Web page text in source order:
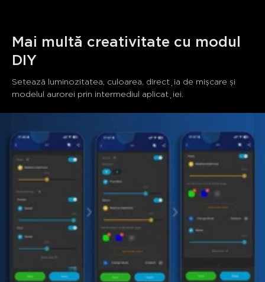
Mai multă creativitate cu modul
DIY
Setează luminozitatea, culoarea, direcția de mișcare și
modelul aurorei prin intermediul aplicației.